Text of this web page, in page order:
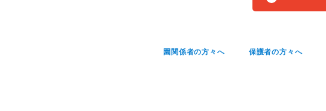
園関係者の方々へ 保護者の方々へ